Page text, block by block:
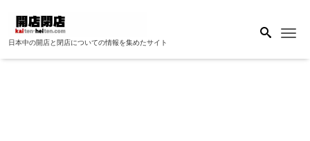
日本中の開店と閉店についての情報を集めたサイト